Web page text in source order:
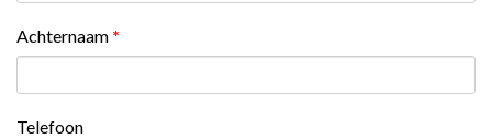
Achternaam *
Telefoon